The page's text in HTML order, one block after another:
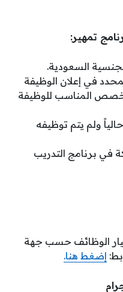
تمهير:
السعودية.
في إعلان الوظيفة
المناسب للوظيفة
ولم يتم توظيفه
في برنامج التدريب
الوظائف حسب جهة
إضغط هنا.